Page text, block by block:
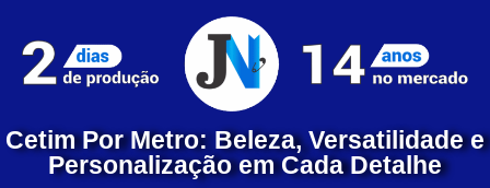
Cetim Por Metro: Beleza, Versatilidade e
Personalização em Cada Detalhe